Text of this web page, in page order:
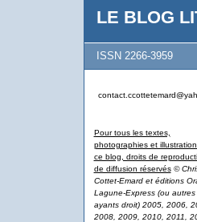
LE BLOG
ISSN 2266-3959
Pour tous les textes,
photographies et
ce blog, droits de
de diffusion réservés ©
Cottet-Emard et éditions
Lagune-Express (ou autres
ayants droit) 2005, 2006,
2008, 2009, 2010, 2011,